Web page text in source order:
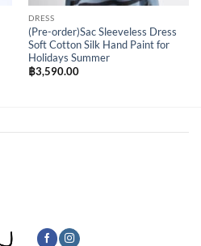
DRESS
(Pre-order)Sac Sleeveless Dress
Soft Cotton Silk Hand Paint for
Holidays Summer
฿3,590.00